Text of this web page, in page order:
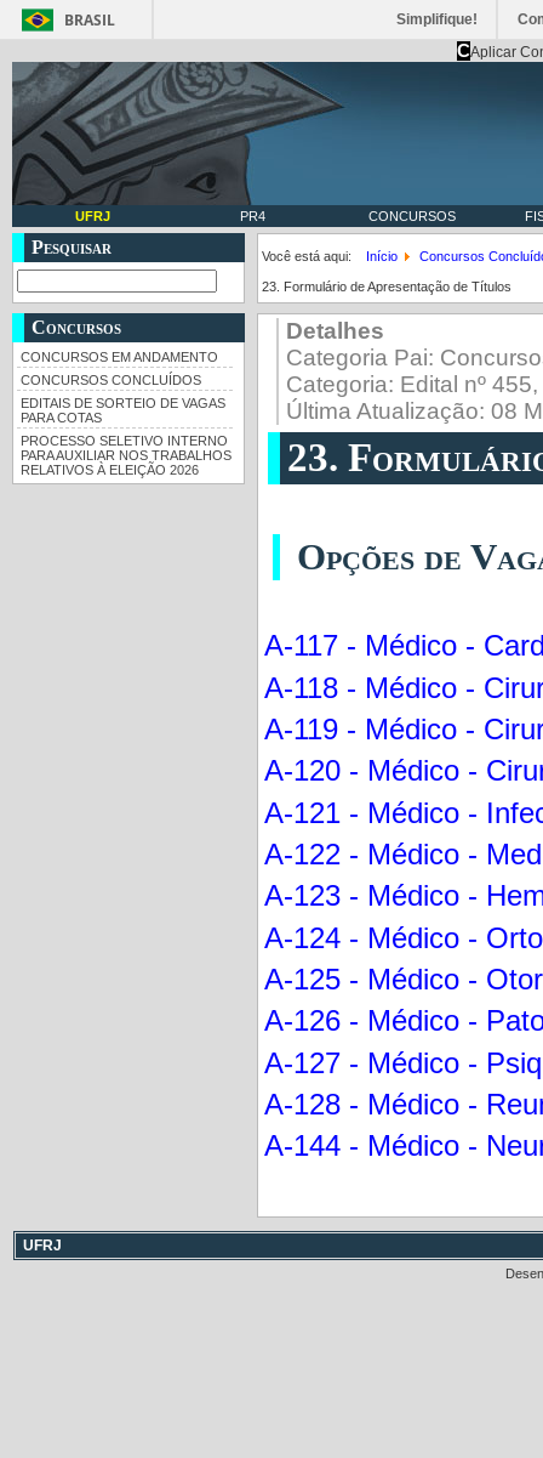
BRASIL Simplifique!
CAplicar
UFRJ PR4 CONCURSOS
Pesquisar
Concursos
CONCURSOS EM ANDAMENTO
CONCURSOS CONCLUÍDOS
EDITAIS DE SORTEIO DE VAGAS
PARA COTAS
PROCESSO SELETIVO INTERNO
PARA AUXILIAR NOS TRABALHOS
RELATIVOS À ELEIÇÃO 2026
Você está aqui: Início Concursos
23. Formulário de Apresentação de Títulos
Detalhes
Categoria Pai:
Categoria: Edital nº
Última Atualização: 08
23.
Opções de
A-117 - Médico -
A-118 - Médico -
A-119 - Médico -
A-120 - Médico -
A-121 - Médico -
A-122 - Médico -
A-123 - Médico -
A-124 - Médico -
A-125 - Médico -
A-126 - Médico -
A-127 - Médico -
A-128 - Médico -
A-144 - Médico -
UFRJ